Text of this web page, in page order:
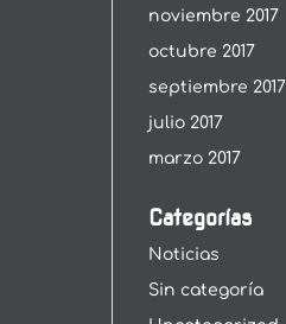
noviembre 2017
octubre 2017
septiembre 2017
julio 2017
marzo 2017
Categorías
Noticias
Sin categoría